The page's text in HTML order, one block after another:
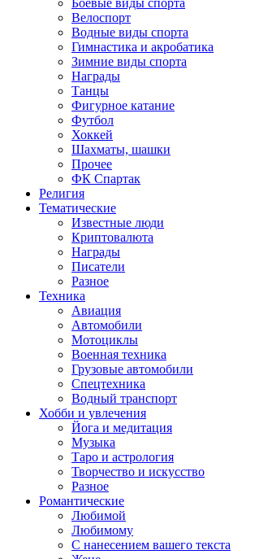
Боевые виды спорта
Велоспорт
Водные виды спорта
Гимнастика и акробатика
Зимние виды спорта
Награды
Танцы
Фигурное катание
Футбол
Хоккей
Шахматы, шашки
Прочее
ФК Спартак
Религия
Тематические
Известные люди
Криптовалюта
Награды
Писатели
Разное
Техника
Авиация
Автомобили
Мотоциклы
Военная техника
Грузовые автомобили
Спецтехника
Водный транспорт
Хобби и увлечения
Йога и медитация
Музыка
Таро и астрология
Творчество и искусство
Разное
Романтические
Любимой
Любимому
С нанесением вашего текста